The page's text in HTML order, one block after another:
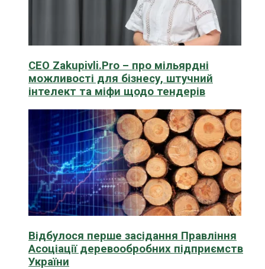
CEO Zakupivli.Pro – про мільярдні
можливості для бізнесу, штучний
інтелект та міфи щодо тендерів
Відбулося перше засідання Правління
Асоціації деревообробних підприємств
України